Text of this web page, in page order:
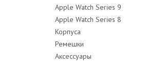
Apple Watch Series 9
Apple Watch Series 8
Корпуса
Ремешки
Аксессуары